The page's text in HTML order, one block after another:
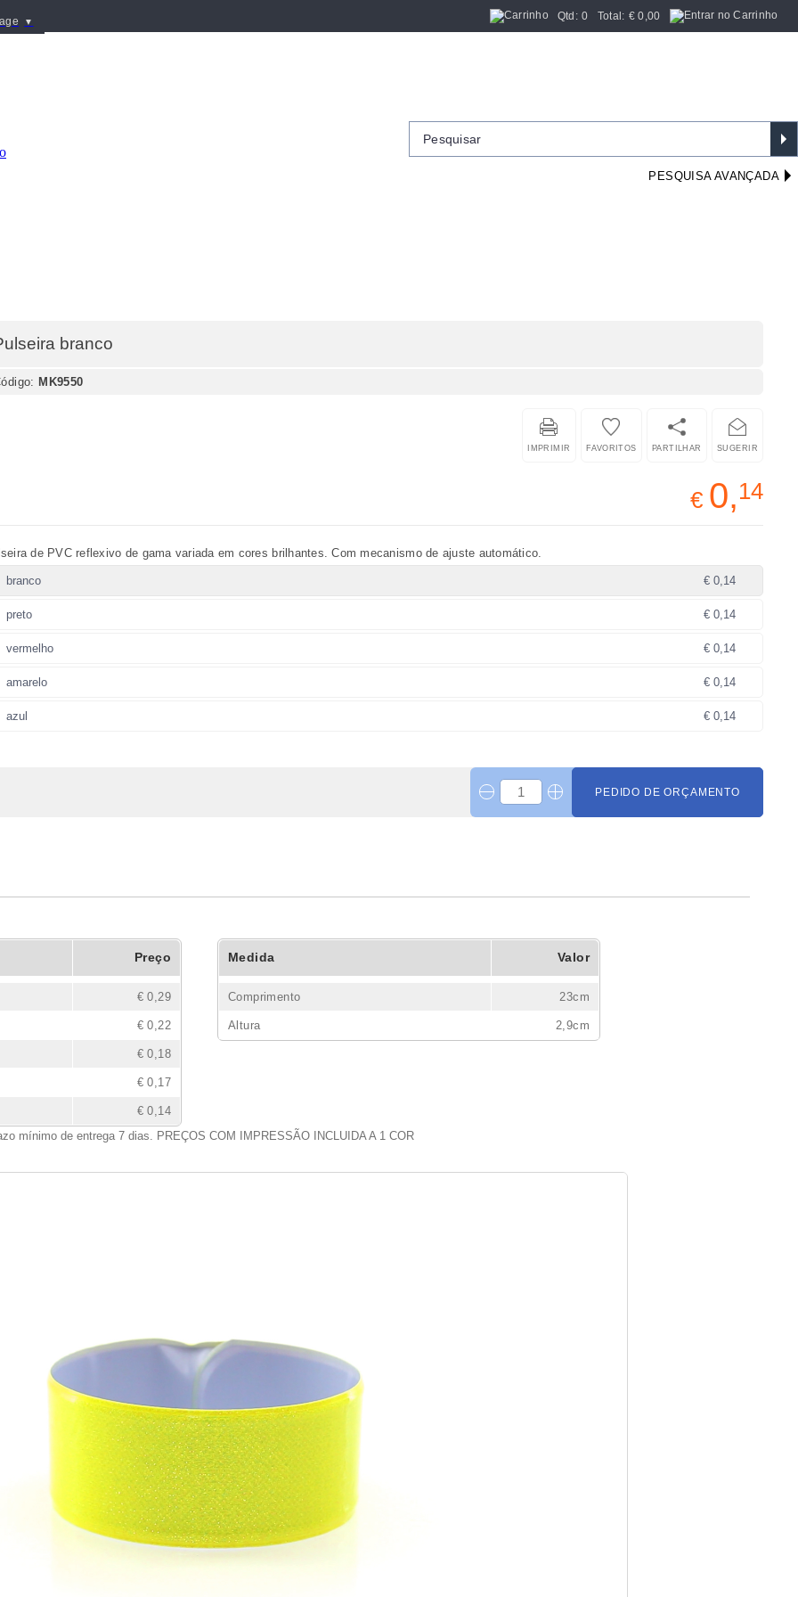
▼ Qtd: 0 Total: €0,00
PESQUISA AVANÇADA
branco
MK9550
SUGERIR
PARTILHAR
FAVORITOS
IMPRIMIR
€ 0,14
de PVC reflexivo de gama variada em cores brilhantes. Com mecanismo de ajuste automático.
branco € 0,14
preto € 0,14
vermelho € 0,14
amarelo € 0,14
azul € 0,14
PEDIDO DE ORÇAMENTO
Preço
€ 0,29
€ 0,22
€ 0,18
€ 0,17
€ 0,14
Medida Valor
Comprimento 23cm
Altura 2,9cm
mínimo de entrega 7 dias. PREÇOS COM IMPRESSÃO INCLUIDA A 1 COR